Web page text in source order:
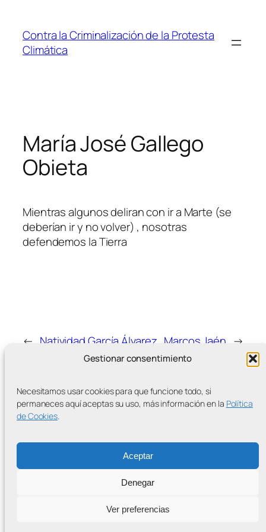
Gestionar consentimiento
Necesitamos usar cookies para que funcione todo, si
permaneces aquí aceptas su uso, más información en la Política
de Cookies.
Aceptar
Denegar
Ver preferencias
contenido
Contra la Criminalización de la Protesta
Climática
María José Gallego
Obieta
Mientras algunos deliran con ir a Marte (se
deberían ir y no volver) , nosotras
defendemos la Tierra
← Natividad García Álvarez Marcos Jaén →
WordPress